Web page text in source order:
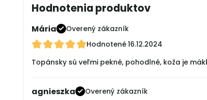
Hodnotenia produktov
Mária
Overený zákazník
Hodnotené16.12.2024
Topánsky sú veľmi pekné, pohodlné, koža je
agnieszka
Overený zákazník